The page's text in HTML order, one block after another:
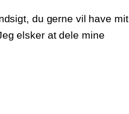
du gerne vil have mit
elsker at dele mine